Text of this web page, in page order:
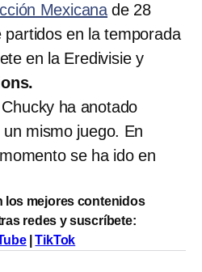
Mexicana de 28
partidos en la temporada
en la Eredivisie y
ha anotado
mismo juego. En
se ha ido en
los mejores contenidos
redes y suscríbete:
|TikTok